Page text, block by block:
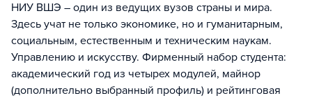
НИУ ВШЭ – один из ведущих вузов страны и мира.
Здесь учат не только экономике, но и гуманитарным,
социальным, естественным и техническим наукам.
Управлению и искусству. Фирменный набор студента:
академический год из четырех модулей, майнор
(дополнительно выбранный профиль) и рейтинговая